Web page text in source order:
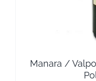
Manara /